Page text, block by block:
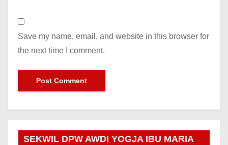
Save my name, email, and website in this browser for
the next time I comment.
SEKWIL DPW AWDI YOGJA IBU MARIA